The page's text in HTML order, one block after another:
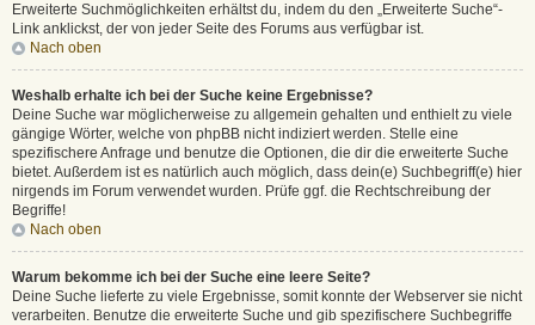
Erweiterte Suchmöglichkeiten erhältst du, indem du den „Erweiterte Suche“-
Link anklickst, der von jeder Seite des Forums aus verfügbar ist.
Nach oben
Weshalb erhalte ich bei der Suche keine Ergebnisse?
Deine Suche war möglicherweise zu allgemein gehalten und enthielt zu viele
gängige Wörter, welche von phpBB nicht indiziert werden. Stelle eine
spezifischere Anfrage und benutze die Optionen, die dir die erweiterte Suche
bietet. Außerdem ist es natürlich auch möglich, dass dein(e) Suchbegriff(e) hier
nirgends im Forum verwendet wurden. Prüfe ggf. die Rechtschreibung der
Begriffe!
Nach oben
Warum bekomme ich bei der Suche eine leere Seite?
Deine Suche lieferte zu viele Ergebnisse, somit konnte der Webserver sie nicht
verarbeiten. Benutze die erweiterte Suche und gib spezifischere Suchbegriffe